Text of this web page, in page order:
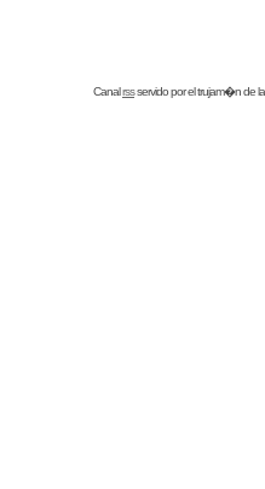
Canalrssservido por eltrujam�nde